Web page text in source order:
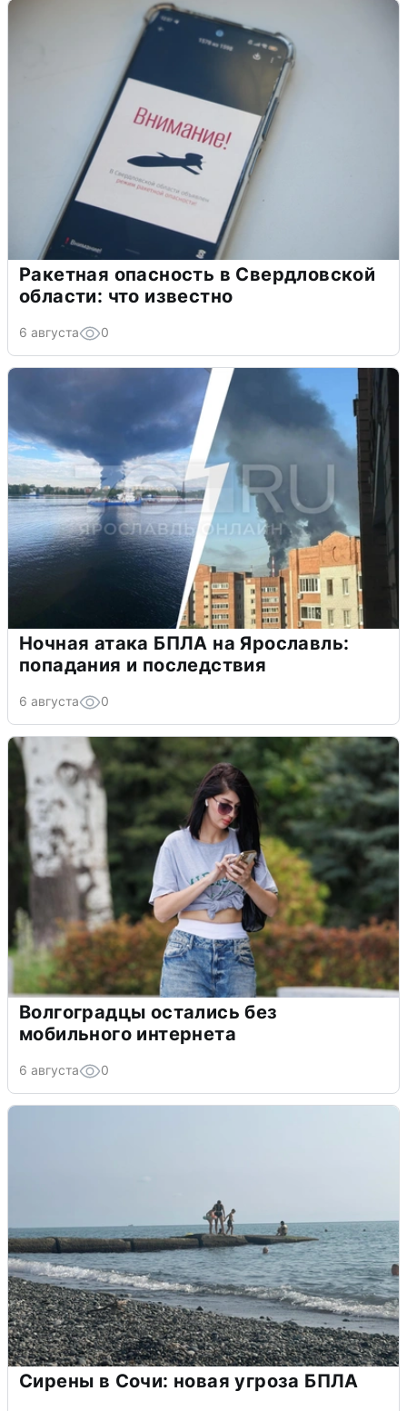
Ракетная опасность в Свердловской
области: что известно
6 августа 0
Ночная атака БПЛА на Ярославль:
попадания и последствия
6 августа 0
Волгоградцы остались без
мобильного интернета
6 августа 0
Сирены в Сочи: новая угроза БПЛА